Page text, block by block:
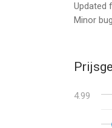
Updated
Minor
4.99